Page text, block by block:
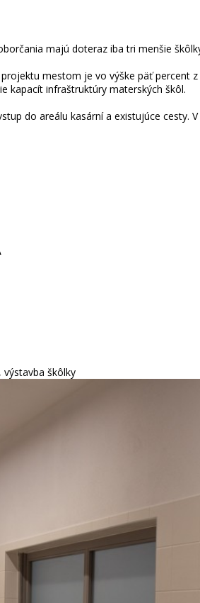
majú doteraz iba tri menšie
mestom je vo výške päť percent
kapacít infraštruktúry materských škôl.
do areálu kasární a existujúce cesty.